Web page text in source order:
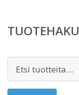
TUOTEHAKU